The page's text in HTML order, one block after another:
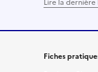
Lire la
Fiches